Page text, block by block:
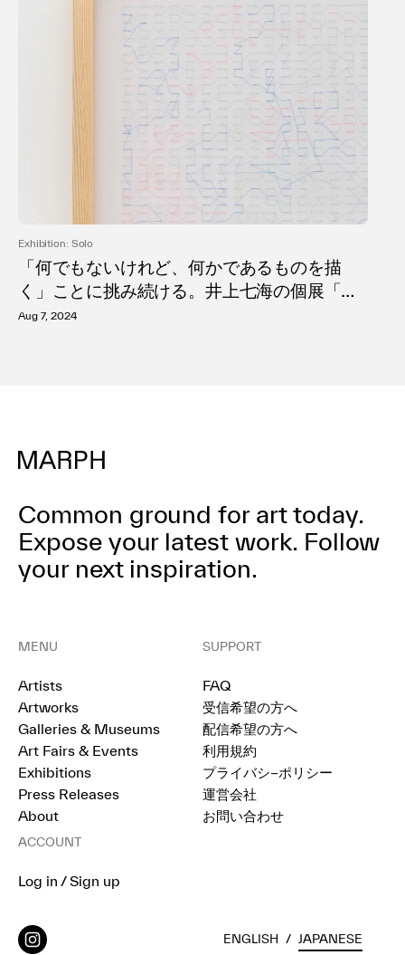
Exhibition: Solo
「何でもないけれど、何かであるものを描
く」ことに挑み続ける。井上七海の個展「魚
は水を知らない」KOTARO NUKAGA Three
Aug 7, 2024
Common ground for art today.
Expose your latest work. Follow
your next inspiration.
MENU
Artists
Artworks
Galleries & Museums
Art Fairs & Events
Exhibitions
Press Releases
About
SUPPORT
FAQ
受信希望の方へ
配信希望の方へ
利用規約
プライバシ−ポリシー
運営会社
お問い合わせ
ACCOUNT
Log in / Sign up
ENGLISH / JAPANESE